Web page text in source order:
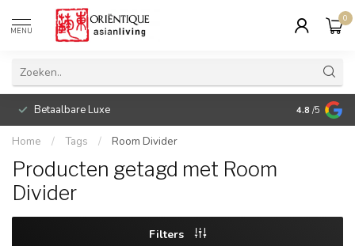
MENU
0
Betaalbare Luxe 4.8 /5
Home / Tags / Room Divider
Producten getagd met Room
Divider
Filters